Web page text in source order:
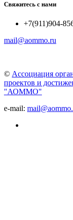
Свяжитесь с нами
+7(911)904-
mail@aommo.ru
© Ассоциация
проектов и
"АОММО"
e-mail: